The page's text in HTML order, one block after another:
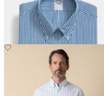
Collo Button Down